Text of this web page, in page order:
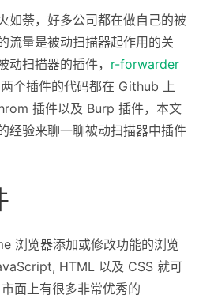
Privacy
如荼，好多公司都在做自己的被
流量是被动扫描器起作用的关
扫描器的插件， r-forwarder
个插件的代码都在 Github 上
插件以及 Burp 插件，本文
经验来聊一聊被动扫描器中插件
浏览器添加或修改功能的浏览
HTML 以及 CSS 就可
面上有很多非常优秀的